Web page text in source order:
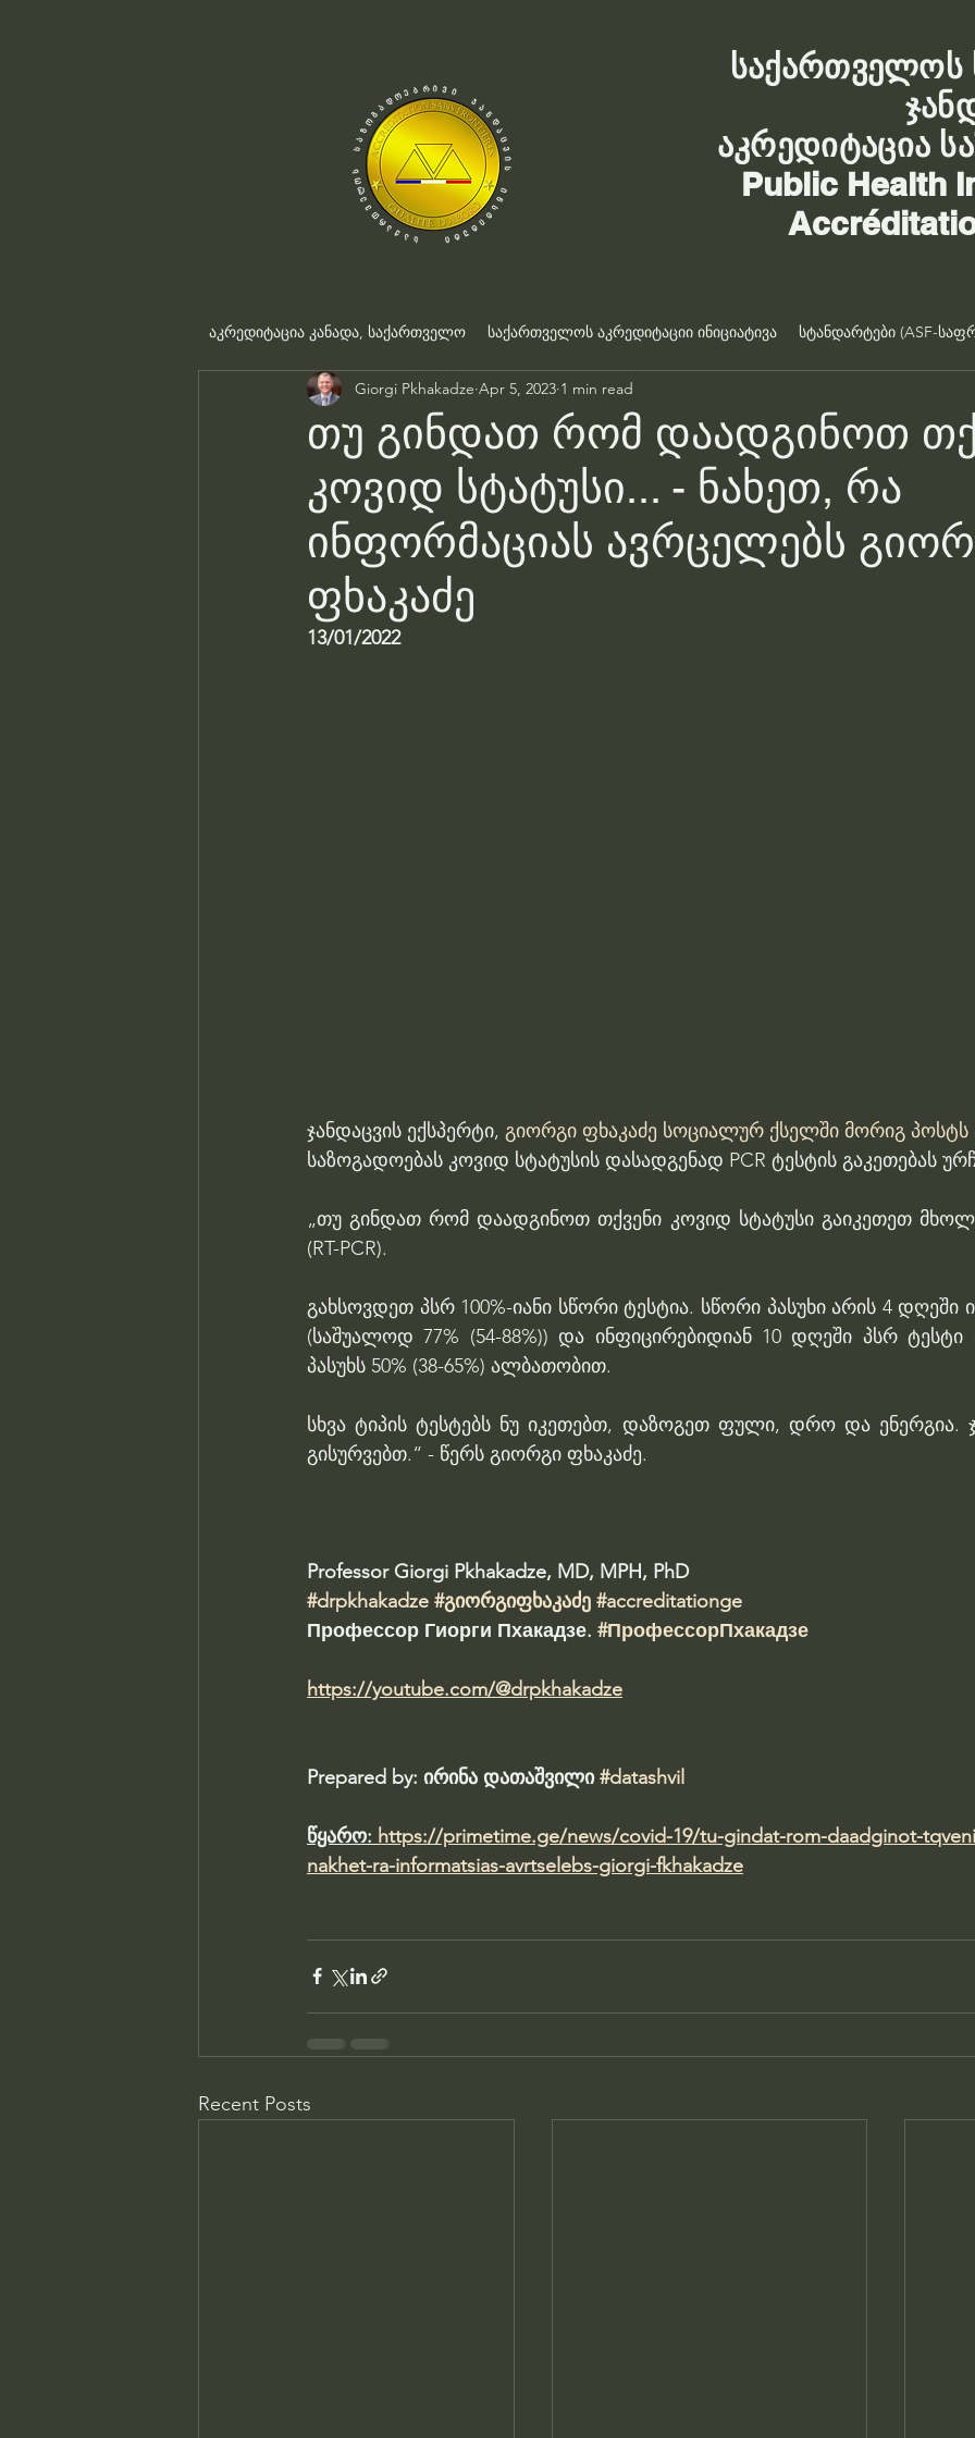
საქართველოს
აკრედიტაცია
Public Health
აკრედიტაცია კანადა, საქართველო საქართველოს აკრედიტაციი ინიციატივა სტანდარტები (ASF-
თუ გინდათ რომ დაადგინოთ
კოვიდ სტატუსი... - ნახეთ, რა
ინფორმაციას ავრცელებს
ფხაკაძე
Giorgi Pkhakadze Apr 5, 2023 1 min read
13/01/2022
ჯანდაცვის ექსპერტი, გიორგი ფხაკაძე სოციალურ ქსელში მორიგ პოსტს
საზოგადოებას კოვიდ სტატუსის დასადგენად PCR ტესტის გაკეთებას
„თუ გინდათ რომ დაადგინოთ თქვენი კოვიდ სტატუსი გაიკეთეთ
(RT-PCR).
გახსოვდეთ პსრ 100%-იანი სწორი ტესტია. ​სწორი პასუხი არის 4 დღეში
(საშუალოდ 77% (54-88%)) და ინფიცირებიდიან 10 დღეში პსრ ტესტი
პასუხს 50% (38-65%) ალბათობით.
სხვა ტიპის ტესტებს ნუ იკეთებთ, დაზოგეთ ფული, დრო და ენერგია.
გისურვებთ.“ - წერს გიორგი ფხაკაძე.
Professor Giorgi Pkhakadze, MD, MPH, PhD
#drpkhakadze #გიორგიფხაკაძე #accreditationge
Профессор Гиорги Пхакадзе. #ПрофессорПхакадзе
https://youtube.com/@drpkhakadze
Prepared by: ირინა დათაშვილი #datashvil
წყარო: https://primetime.ge/news/covid-19/tu-gindat-rom-daadginot-
nakhet-ra-informatsias-avrtselebs-giorgi-fkhakadze
Recent Posts